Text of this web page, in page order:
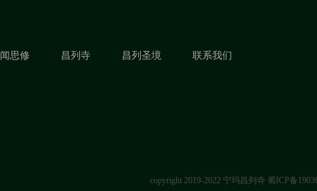
闻思修 昌列寺 昌列圣境 联系我们
copyright 2019-2022 宁玛昌列寺 蜀ICP备